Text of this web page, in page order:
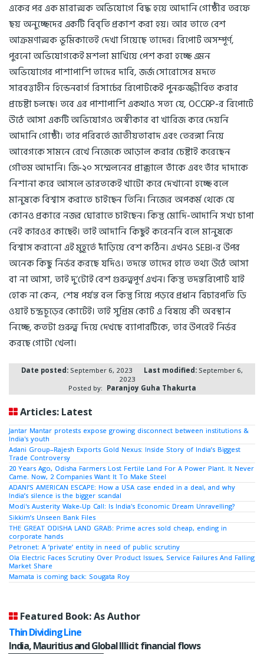
একের পর এক মারাত্মক অভিযোগে বিদ্ধ হয়ে আদানি গোষ্ঠীর তরফে
ছয় অনুচ্ছেদের একটি বিবৃতি প্রকাশ করা হয়। আর তাতে বেশ
আক্রমণাত্মক ভূমিকাতেই দেখা গিয়েছে তাদের। রিপোর্ট অসম্পূর্ণ,
পুরনো অভিযোগকেই মশলা মাখিয়ে পেশ করা হচ্ছে এমন
অভিযোগের পাশাপাশি তাদের দাবি, জর্জ সোরোসের মদতে
সারবত্তাহীন হিন্ডেনবার্গ রিসার্চের রিপোর্টকেই পুনরুজ্জীবিত করার
প্রচেষ্টা চলছে। তবে এর পাশাপাশি একথাও সত্য যে, OCCRP-র রিপোর্টে
উঠে আসা একটি অভিযোগও অস্বীকার বা খারিজ করে দেয়নি
আদানি গোষ্ঠী। তার পরিবর্তে জাতীয়তাবাদ এবং তেরঙ্গা নিয়ে
আবেগকে সামনে রেখে নিজেকে আড়াল করার চেষ্টাই করেছেন
গৌতম আদানি। জি-২০ সম্মেলনের প্রাক্কালে তাঁকে এবং তাঁর দাদাকে
নিশানা করে আসলে ভারতকেই খাটো করে দেখানো হচ্ছে বলে
মানুষকে বিশ্বাস করাতে চাইছেন তিনি। নিজের অপকর্ম থেকে যে
কোনও প্রকারে নজর ঘোরাতে চাইছেন। কিন্তু মোদি-আদানি সখ্য চাপা
নেই কারওর কাছেই। তাই আদানি কিছুই করেননি বলে মানুষকে
বিশ্বাস করানো এই মুহূর্তে দাঁড়িয়ে বেশ কঠিন। এখনও SEBI-র উপর
অনেক কিছু নির্ভর করছে যদিও। তদন্তে তাদের হাতে তথ্য উঠে আসা
বা না আসা, তাই দু’টোই বেশ গুরুত্বপূর্ণ এখন। কিন্তু তদন্তরিপোর্ট যাই
হোক না কেন, শেষ পর্যন্ত বল কিন্তু গিয়ে পড়বে প্রধান বিচারপতি ডি
ওয়াই চন্দ্রচূড়ের কোর্টেই। তাই সুপ্রিম কোর্ট এ বিষয়ে কী অবস্থান
নিচ্ছে, কতটা গুরুত্ব দিয়ে দেখছে ব্যাপারটিকে, তার উপরেই নির্ভর
করছে গোটা খেলা।
Date posted: September 6, 2023 Last modified: September 6,
2023
Posted by: Paranjoy Guha Thakurta
Articles: Latest
Jantar Mantar protests expose growing disconnect between institutions &
India's youth
Adani Group–Rajesh Exports Gold Nexus: Inside Story of India’s Biggest
Trade Controversy
20 Years Ago, Odisha Farmers Lost Fertile Land For A Power Plant. It Never
Came. Now, 2 Companies Want It To Make Steel
ADANI’S AMERICAN ESCAPE: How a USA case ended in a deal, and why
India’s silence is the bigger scandal
Modi's Austerity Wake-Up Call: Is India's Economic Dream Unravelling?
Sikkim’s Unseen Bank Files
THE GREAT ODISHA LAND GRAB: Prime acres sold cheap, ending in
corporate hands
Petronet: A ‘private’ entity in need of public scrutiny
Ola Electric Faces Scrutiny Over Product Issues, Service Failures And Falling
Market Share
Mamata is coming back: Sougata Roy
Featured Book: As Author
Thin Dividing Line
India, Mauritius and Global Illicit financial flows